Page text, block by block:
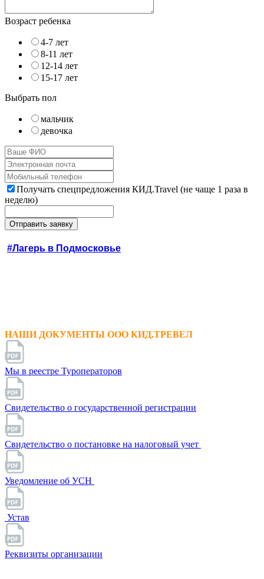
Возраст ребенка
4-7 лет
8-11 лет
12-14 лет
15-17 лет
Выбрать пол
мальчик
девочка
Получать спецпредложения КИД.Travel (не чаще 1 раза в
неделю)
#Лагерь в Подмосковье
НАШИ ДОКУМЕНТЫ ООО КИД.ТРЕВЕЛ
Мы в реестре Туроператоров
Свидетельство о государственной регистрации
Свидетельство о постановке на налоговый учет
Уведомление об УСН
Устав
Реквизиты организации